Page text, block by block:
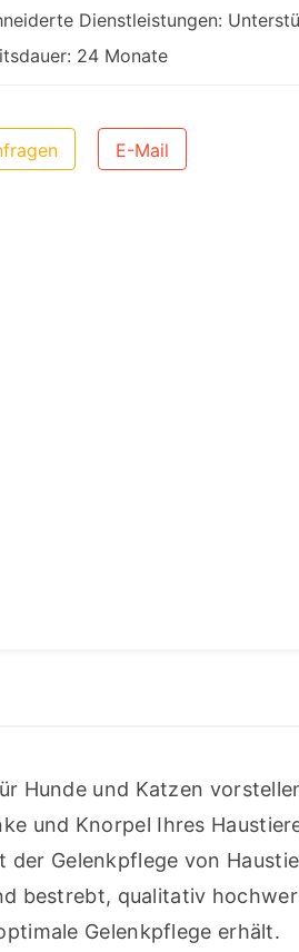
Dienstleistungen:
24 Monate
E-Mail
Hunde und Katzen
und Knorpel Ihres
Gelenkpflege von
bestrebt, qualitativ
Gelenkpflege erhält.